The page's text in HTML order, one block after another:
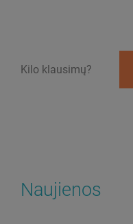
Kilo klausimų?
Naujienos